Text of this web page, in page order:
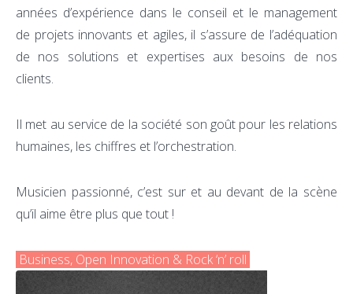
années d’expérience dans le conseil et le management
de projets innovants et agiles, il s’assure de l’adéquation
de nos solutions et expertises aux besoins de nos
clients.
Il met au service de la société son goût pour les relations
humaines, les chiffres et l’orchestration.
Musicien passionné, c’est sur et au devant de la scène
qu’il aime être plus que tout !
Business, Open Innovation & Rock ‘n’ roll